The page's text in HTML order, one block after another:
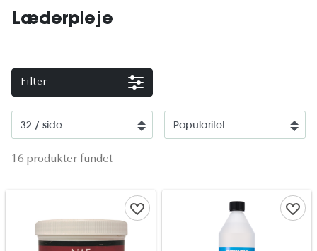
Læderpleje
Filter
16 produkter fundet